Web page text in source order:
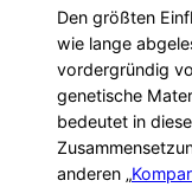
Den größten
wie lange
vordergründig
genetische
bedeutet in
anderen „